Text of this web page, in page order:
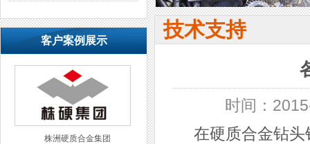
客户案例展示
株洲硬质合金集团
技术支持
时间：
在硬质合金钻头